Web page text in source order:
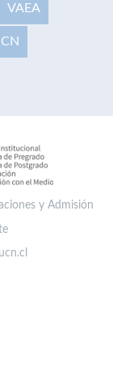
VAEA
y Admisión